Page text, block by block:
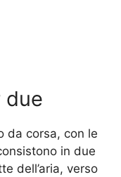
due
da corsa, con le
in due
dell’aria, verso